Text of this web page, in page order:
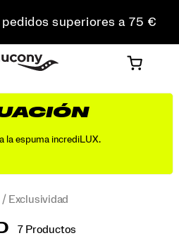
superiores a 75 €
en todos los pedidos
en tu primer pedido
la espuma incrediLUX.
Exclusividad
7 Productos